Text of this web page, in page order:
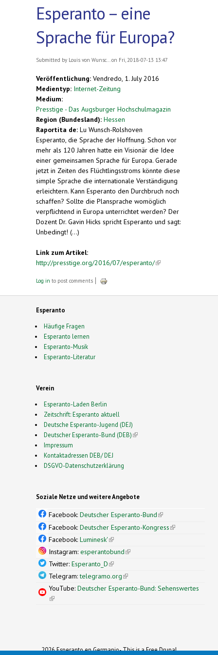
Esperanto – eine
Sprache für Europa?
Submitted by Louis von Wunsc... on Fri, 2018-07-13 13:47
Veröffentlichung: Vendredo, 1. July 2016
Medientyp: Internet-Zeitung
Medium:
Presstige - Das Augsburger Hochschulmagazin
Region (Bundesland): Hessen
Raportita de: Lu Wunsch-Rolshoven
Esperanto, die Sprache der Hoffnung. Schon vor
mehr als 120 Jahren hatte ein Visionär die Idee
einer gemeinsamen Sprache für Europa. Gerade
jetzt in Zeiten des Flüchtlingsstroms könnte diese
simple Sprache die internationale Verständigung
erleichtern. Kann Esperanto den Durchbruch noch
schaffen? Sollte die Plansprache womöglich
verpflichtend in Europa unterrichtet werden? Der
Dozent Dr. Gavin Hicks spricht Esperanto und sagt:
Unbedingt! (...)
Link zum Artikel:
http://presstige.org/2016/07/esperanto/(link is
Log in to post comments
Esperanto
Häufige Fragen
Esperanto lernen
Esperanto-Musik
Esperanto-Literatur
Verein
Esperanto-Laden Berlin
Zeitschrift: Esperanto aktuell
Deutsche Esperanto-Jugend (DEJ)
Deutscher Esperanto-Bund (DEB)(link is external)
Impressum
Kontaktadressen DEB/ DEJ
DSGVO-Datenschutzerklärung
Soziale Netze und weitere Angebote
Facebook: Deutscher Esperanto-Bund(link is
external)
Facebook: Deutscher Esperanto-Kongress(link is
Facebook: Luminesk'(link is external)
Instagram: esperantobund(link is external)
Twitter: Esperanto_D(link is external)
Telegram:telegramo.org(link is external)
YouTube: Deutscher Esperanto-Bund: Sehenswertes
(link is external)
2026 Esperanto en Germanio- This is a Free Drupal